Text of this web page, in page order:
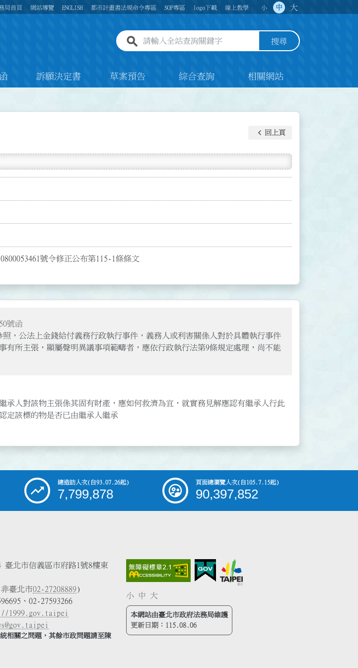
局首頁 網站導覽 ENGLISH 都市計畫書法規命令專區 SOP專區 logo下載 線上教學 小 中 大
全站查詢關鍵字欄位 搜尋
訴願決定書 草案預告 綜合查詢 相關網站
keyboard_arrow_left 回上頁
號令修正公布第115-1條條文
號函
，公法上金錢給付義務行政執行事件，義務人或利害關係人對於具體執行事件
有所主張，顯屬聲明異議事項範疇者，應依行政執行法第9條規定處理，尚不能
承人對該物主張係其固有財產，應如何救濟為宜，就實務見解應認有繼承人行此
定該標的物是否已由繼承人繼承
總造訪人次(自93.07.26起)
7,799,878
頁面總瀏覽人次(自105.7.15起)
90,397,852
臺北市信義區市府路1號8樓東
臺北市02-27208889)
、02-27593266
1999.gov.taipei
相關之問題，其餘市政問題請至陳
小 中 大
本網站由臺北市政府法務局維護
更新日期： 115.08.06